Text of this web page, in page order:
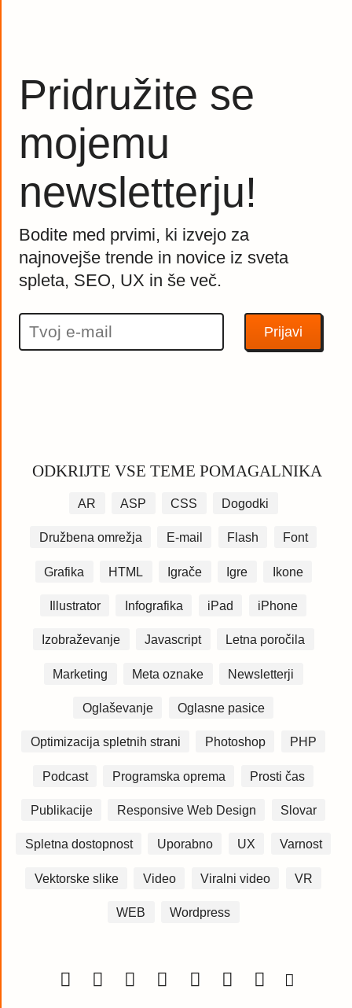
Pridružite se
mojemu
newsletterju!
Bodite med prvimi, ki izvejo za
najnovejše trende in novice iz sveta
spleta, SEO, UX in še več.
ODKRIJTE VSE TEME POMAGALNIKA
AR ASP CSS Dogodki
Družbena omrežja E-mail Flash Font
Grafika HTML Igrače Igre Ikone
Illustrator Infografika iPad iPhone
Izobraževanje Javascript Letna poročila
Marketing Meta oznake Newsletterji
Oglaševanje Oglasne pasice
Optimizacija spletnih strani Photoshop PHP
Podcast Programska oprema Prosti čas
Publikacije Responsive Web Design Slovar
Spletna dostopnost Uporabno UX Varnost
Vektorske slike Video Viralni video VR
WEB Wordpress